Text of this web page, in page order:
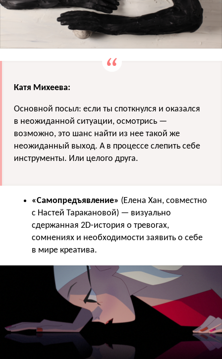
Катя Михеева:
Основной посыл: если ты споткнулся и оказался
в неожиданной ситуации, осмотрись —
возможно, это шанс найти из нее такой же
неожиданный выход. А в процессе слепить себе
инструменты. Или целого друга.
«Самопредъявление» (Елена Хан, совместно
с Настей Таракановой) — визуально
сдержанная 2D-история о тревогах,
сомнениях и необходимости заявить о себе
в мире креатива.